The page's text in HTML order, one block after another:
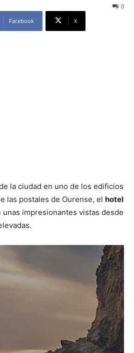
0
Facebook X
la ciudad en uno de los edificios
las postales de Ourense, el hotel
unas impresionantes vistas desde